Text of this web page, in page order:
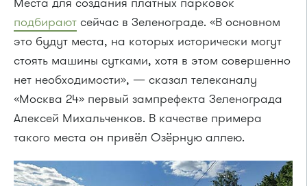
подбирают сейчас в Зеленограде. «В основном
это будут места, на которых исторически могут
стоять машины сутками, хотя в этом совершенно
нет необходимости», — сказал телеканалу
«Москва 24» первый зампрефекта Зеленограда
Алексей Михальченков. В качестве примера
такого места он привёл Озёрную аллею.